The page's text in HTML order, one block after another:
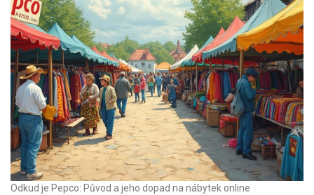
Odkud je Pepco: Původ a jeho dopad na nábytek online